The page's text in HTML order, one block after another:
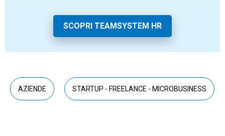
SCOPRI TEAMSYSTEM HR
AZIENDE STARTUP - FREELANCE - MICROBUSINESS